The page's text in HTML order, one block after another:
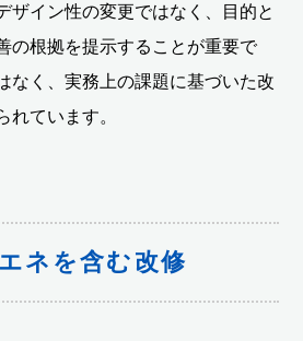
ザイン性の変更ではなく、目的と
の根拠を提示することが重要で
なく、実務上の課題に基づいた改
れています。
ネを含む改修